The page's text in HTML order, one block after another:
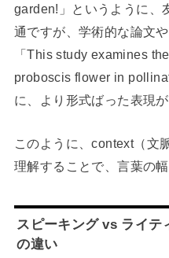
garden!」というように、
通ですが、学術的な論文
「This study examines
proboscis flower in
に、より形式ばった表現が
このように、context（文
理解することで、言葉の幅
スピーキング vs ライテ
の違い